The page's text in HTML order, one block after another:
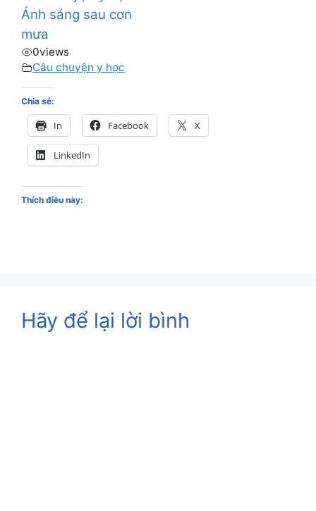
Ánh sáng sau cơn
mưa
0views
Câu chuyện y học
Chia sẻ:
In Facebook X
LinkedIn
Thích điều này:
Hãy để lại lời bình